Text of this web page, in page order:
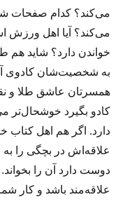
می‌کند؟ کدام صفحات
می‌کند؟ آیا اهل ورزش
خواندن دارد؟ شاید هم
به شخصیت‌شان کادوی
همسرتان عاشق طلا و
کادو بگیرد خوشحال‌تر
دارد. اگر هم اهل کتاب
علاقه‌اش در بچگی را به
دوست دارد آن را
علاقه‌مند باشد و کار